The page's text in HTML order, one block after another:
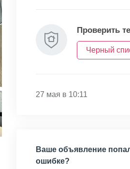
Проверить
Черный
27 мая в 10:11
Ваше объявление
ошибке?